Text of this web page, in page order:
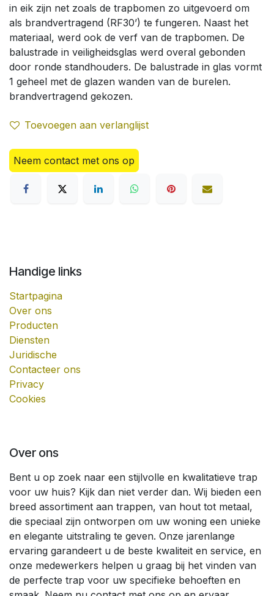
in eik zijn net zoals de trapbomen zo uitgevoerd om
als brandvertragend (RF30’) te fungeren. Naast het
materiaal, werd ook de verf van de trapbomen. De
balustrade in veiligheidsglas werd overal gebonden
door ronde standhouders. De balustrade in glas vormt
1 geheel met de glazen wanden van de burelen.
brandvertragend gekozen.
Toevoegen aan verlanglijst
Neem contact met ons op
Handige links
Startpagina
Over ons
Producten
Diensten
Juridische
Contacteer ons
Privacy
Cookies
Over ons
Bent u op zoek naar een stijlvolle en kwalitatieve trap
voor uw huis? Kijk dan niet verder dan. Wij bieden een
breed assortiment aan trappen, van hout tot metaal,
die speciaal zijn ontworpen om uw woning een unieke
en elegante uitstraling te geven. Onze jarenlange
ervaring garandeert u de beste kwaliteit en service, en
onze medewerkers helpen u graag bij het vinden van
de perfecte trap voor uw specifieke behoeften en